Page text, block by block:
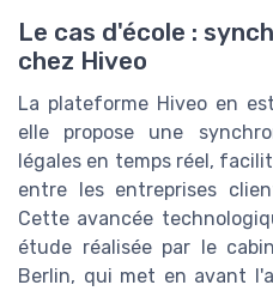
Le cas d'école :
chez Hiveo
La plateforme Hiveo en
elle propose une
légales en temps réel,
entre les entreprises
Cette avancée
étude réalisée par le
Berlin, qui met en avant